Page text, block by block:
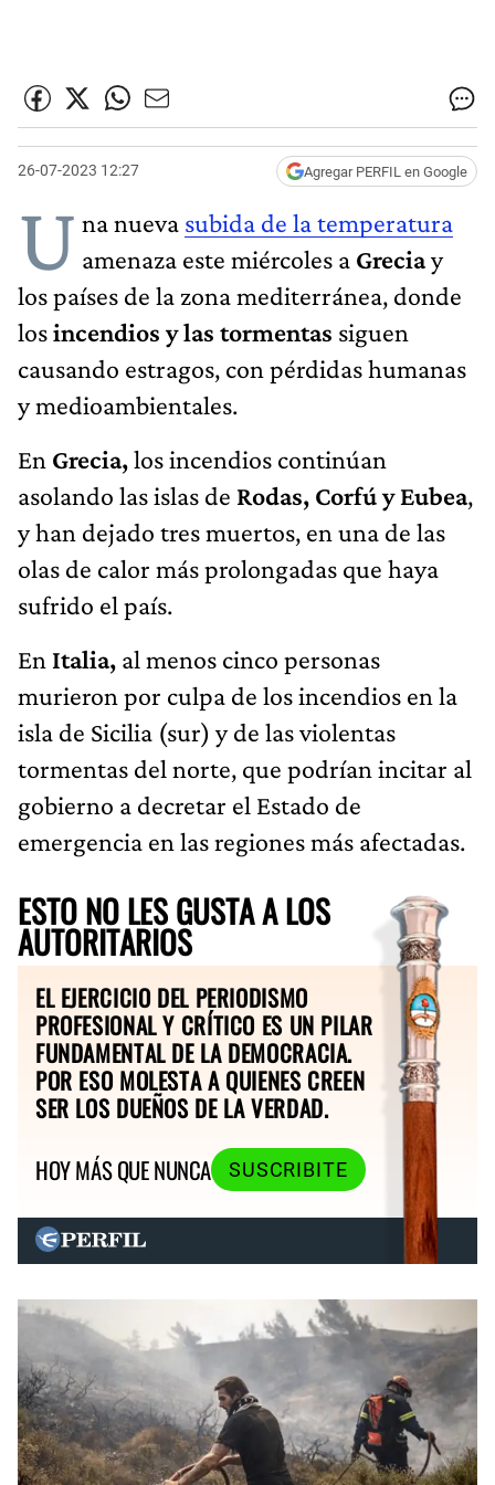
26-07-2023 12:27 Agregar PERFIL en Google
U na nueva subida de la temperatura
amenaza este miércoles a Greciay
los países de la zona mediterránea, donde
losincendios y las tormentas siguen
causando estragos, con pérdidas humanas
y medioambientales.
En Grecia,los incendios continúan
asolando las islas de Rodas, Corfú y Eubea,
y han dejado tres muertos, en una de las
olas de calor más prolongadas que haya
sufrido el país.
En Italia, al menos cinco personas
murieron por culpa de los incendios en la
isla de Sicilia (sur) y de las violentas
tormentas del norte, que podrían incitar al
gobierno a decretar el Estado de
emergencia en las regiones más afectadas.
ESTO NO LES GUSTA A LOS
AUTORITARIOS
EL EJERCICIO DEL PERIODISMO
PROFESIONAL Y CRÍTICO ES UN PILAR
FUNDAMENTAL DE LA DEMOCRACIA.
POR ESO MOLESTA A QUIENES CREEN
SER LOS DUEÑOS DE LA VERDAD.
HOY MÁS QUE NUNCA
SUSCRIBITE